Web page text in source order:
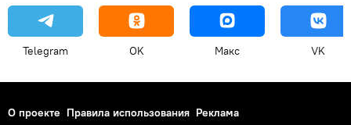
Telegram OK Макс VK
О проекте Правила использования Реклама